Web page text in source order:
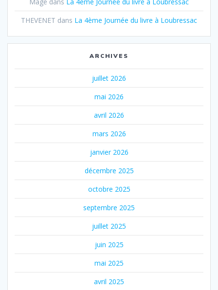
THEVENET dans La 4ème Journée du livre à Loubressac
ARCHIVES
juillet 2026
mai 2026
avril 2026
mars 2026
janvier 2026
décembre 2025
octobre 2025
septembre 2025
juillet 2025
juin 2025
mai 2025
avril 2025